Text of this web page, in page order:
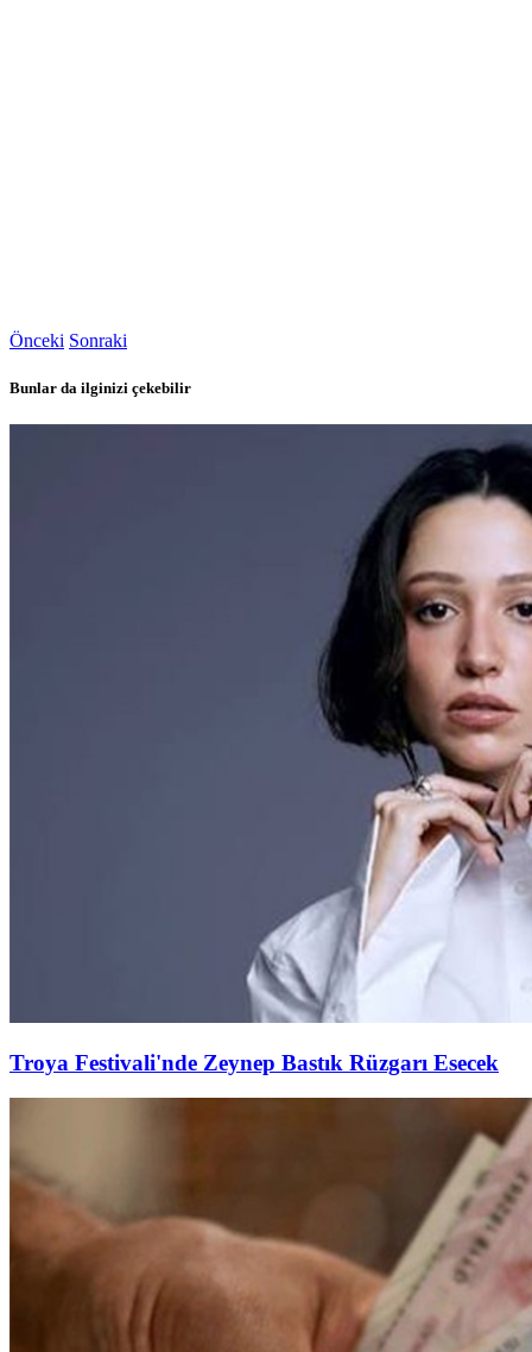
Önceki Sonraki
Bunlar da ilginizi çekebilir
Troya Festivali'nde Zeynep Bastık Rüzgarı Esecek